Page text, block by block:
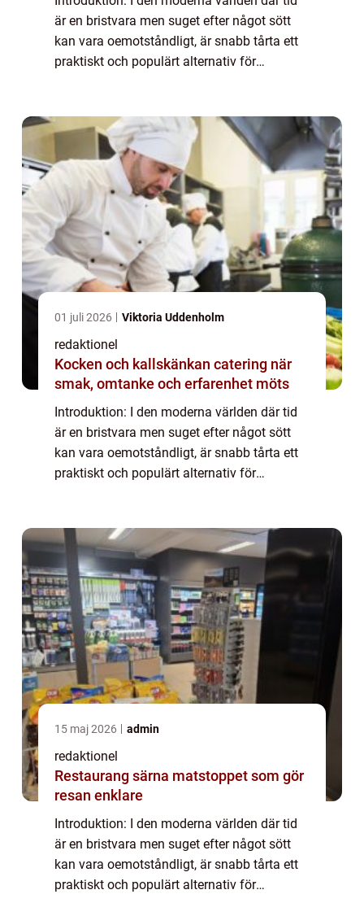
är en bristvara men suget efter något sött
kan vara oemotståndligt, är snabb tårta ett
praktiskt och populärt alternativ för
01 juli 2026 Viktoria Uddenholm
redaktionel
Kocken och kallskänkan catering när
smak, omtanke och erfarenhet möts
Introduktion: I den moderna världen där tid
är en bristvara men suget efter något sött
kan vara oemotståndligt, är snabb tårta ett
praktiskt och populärt alternativ för
15 maj 2026 admin
redaktionel
Restaurang särna matstoppet som gör
resan enklare
Introduktion: I den moderna världen där tid
är en bristvara men suget efter något sött
kan vara oemotståndligt, är snabb tårta ett
praktiskt och populärt alternativ för